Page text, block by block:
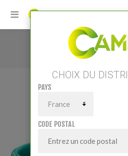
Accueil Matériels /
Bacs/Auges/Abreuvoirs
CHOIX DU
PAYS
CODE POSTAL